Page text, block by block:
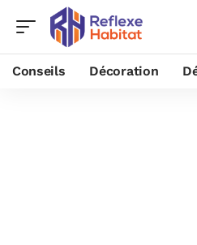
Conseils Décoration